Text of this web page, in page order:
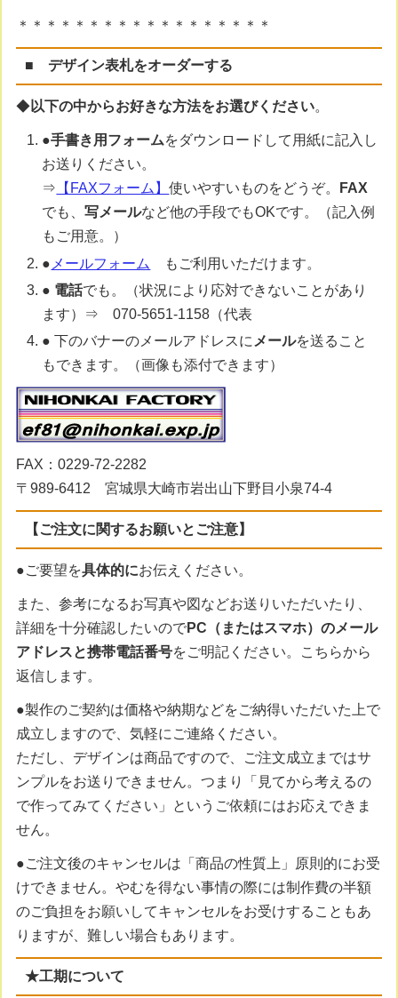
＊＊＊＊＊＊＊＊＊＊＊＊＊＊＊＊＊＊
■ デザイン表札をオーダーする
◆以下の中からお好きな方法をお選びください。
●手書き用フォームをダウンロードして用紙に記入し
お送りください。
⇒ 【FAXフォーム】使いやすいものをどうぞ。
FAX
でも、写メールなど他の手段でもOKです。（記入例
もご用意。）
● メールフォーム
もご利用いただけます。
● 電話でも。（状況により応対できないことがあり
ます）⇒ 070-5651-1158（代表
● 下のバナーのメールアドレスに メールを送ること
もできます。（画像も添付できます）
FAX：0229-72-2282
〒989-6412 宮城県大崎市岩出山下野目小泉74-4
【ご注文に関するお願いとご注意】
●ご要望を具体的にお伝えください。
また、参考になるお写真や図などお送りいただいたり、
詳細を十分確認したいのでPC（またはスマホ）のメール
アドレスと携帯電話番号をご明記ください。こちらから
返信します。
●製作のご契約は価格や納期などをご納得いただいた上で
成立しますので、気軽にご連絡ください。
ただし、デザインは商品ですので、ご注文成立まではサ
ンプルをお送りできません。つまり「見てから考えるの
で作ってみてください」というご依頼にはお応えできま
せん。
●ご注文後のキャンセルは「商品の性質上」原則的にお受
けできません。やむを得ない事情の際には制作費の半額
のご負担をお願いしてキャンセルをお受けすることもあ
りますが、難しい場合もあります。
★工期について